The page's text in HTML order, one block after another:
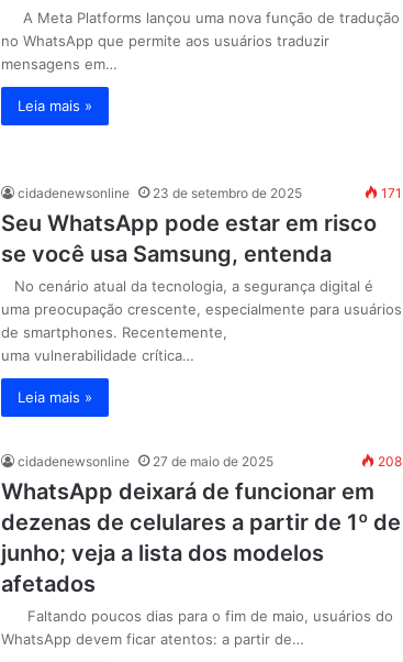
A Meta Platforms lançou uma nova função de tradução
no WhatsApp que permite aos usuários traduzir
mensagens em…
Leia mais »
cidadenewsonline 23 de setembro de 2025 171
Seu WhatsApp pode estar em risco
se você usa Samsung, entenda
No cenário atual da tecnologia, a segurança digital é
uma preocupação crescente, especialmente para usuários
de smartphones. Recentemente,
uma vulnerabilidade crítica…
Leia mais »
cidadenewsonline 27 de maio de 2025 208
WhatsApp deixará de funcionar em
dezenas de celulares a partir de 1º de
junho; veja a lista dos modelos
afetados
Faltando poucos dias para o fim de maio, usuários do
WhatsApp devem ficar atentos: a partir de…